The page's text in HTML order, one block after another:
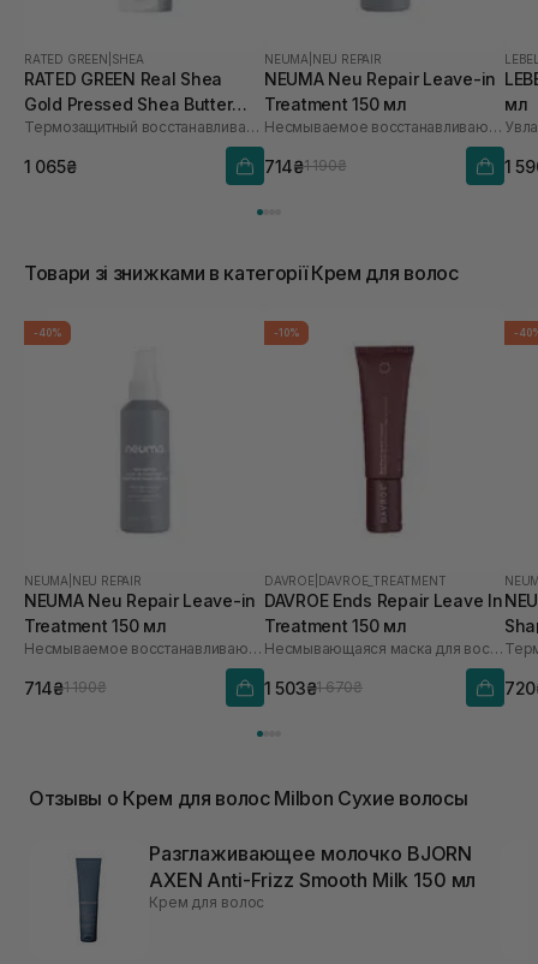
RATED GREEN SHEA
RATED GREEN Real Shea
Gold Pressed Shea Butter
Leave-in Treatment 150 мл Термозащитный восстанавливающий крем для волос с маслом ши
1 065₴
NEUMA NEU REPAIR
NEUMA Neu Repair Leave-in
Treatment 150 мл
Несмываемое восстанавливающее средство для волос
714₴1 190₴
мл
1
Товари зі знижками в категорії Крем для волос
-40%
NEUMA NEU REPAIR
NEUMA Neu Repair Leave-in
Treatment 150 мл
Несмываемое восстанавливающее средство для волос
714₴1 190₴
-10%
DAVROE DAVROE_TREATMENT
DAVROE Ends Repair Leave In
Treatment 150 мл
Несмывающаяся маска для восстановления волос
1 503₴1 670₴
-
Отзывы о Крем для волос Milbon Сухие волосы
Разглаживающее молочко BJORN
AXEN Anti-Frizz Smooth Milk 150 мл
Крем для волос